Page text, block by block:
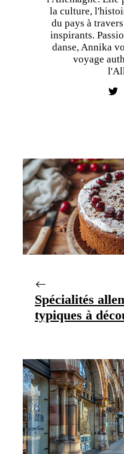
la culture,
du pays à
inspirants.
danse, Annika
voyage
Spécialités
typiques à